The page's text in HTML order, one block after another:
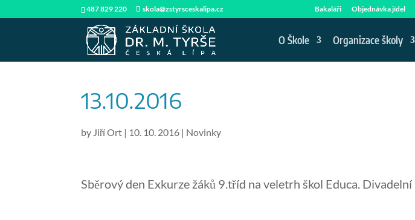
487 829 220 skola@zstyrsceskalipa.cz Bakaláři Objednávka jídel
O Škole Organizace školy
13.10.2016
by Jiří Ort | 10. 10. 2016 | Novinky
Sběrový den Exkurze žáků 9.tříd na veletrh škol Educa.